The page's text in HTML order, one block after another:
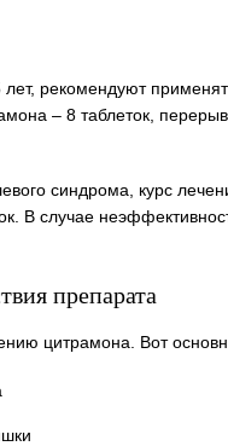
рекомендуют
– 8 таблеток,
синдрома, курс
В случае
препарата
цитрамона. Вот